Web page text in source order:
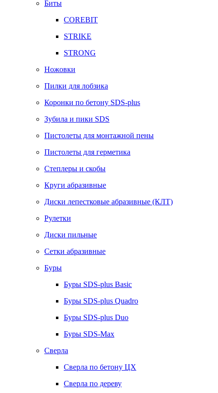
Биты
COREBIT
STRIKE
STRONG
Ножовки
Пилки для лобзика
Коронки по бетону SDS-plus
Зубила и пики SDS
Пистолеты для монтажной пены
Пистолеты для герметика
Степлеры и скобы
Круги абразивные
Диски лепестковые абразивные (КЛТ)
Рулетки
Диски пильные
Сетки абразивные
Буры
Буры SDS-plus Basic
Буры SDS-plus Quadro
Буры SDS-plus Duo
Буры SDS-Max
Сверла
Сверла по бетону ЦХ
Сверла по дереву